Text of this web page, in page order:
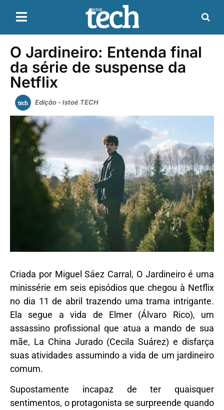
O Jardineiro: Entenda final
da série de suspense da
Netflix
Edição - Istoé TECH
Criada por Miguel Sáez Carral, O Jardineiro é uma
minissérie em seis episódios que chegou à Netflix
no dia 11 de abril trazendo uma trama intrigante.
Ela segue a vida de Elmer (Álvaro Rico), um
assassino profissional que atua a mando de sua
mãe, La China Jurado (Cecila Suárez) e disfarça
suas atividades assumindo a vida de um jardineiro
comum.
Supostamente incapaz de ter quaisquer
sentimentos, o protagonista se surpreende quando